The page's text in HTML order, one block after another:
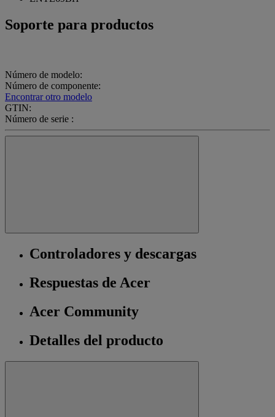
Soporte para productos
Número de modelo:
Número de componente:
Encontrar otro modelo
GTIN:
Número de serie :
Controladores y descargas
Respuestas de Acer
Acer Community
Detalles del producto